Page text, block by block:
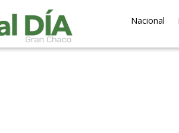
Nacional